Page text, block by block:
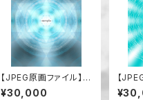
【JPEG原画ファイル】イ
エス・キリスト
¥30,000
【
らぎ（